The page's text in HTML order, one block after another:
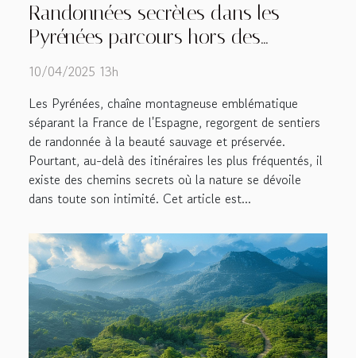
Randonnées secrètes dans les
Pyrénées parcours hors des
sentiers battus
10/04/2025 13h
Les Pyrénées, chaîne montagneuse emblématique
séparant la France de l'Espagne, regorgent de sentiers
de randonnée à la beauté sauvage et préservée.
Pourtant, au-delà des itinéraires les plus fréquentés, il
existe des chemins secrets où la nature se dévoile
dans toute son intimité. Cet article est...